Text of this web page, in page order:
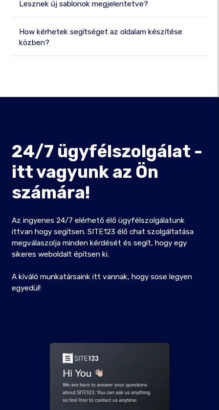
Lesznek új sablonok megjelentetve?
How kérhetek segítséget az oldalam készítése
közben?
24/7 ügyfélszolgálat -
itt vagyunk az Ön
számára!
Az ingyenes 24/7 elérhető élő ügyfélszolgálatunk
ittvan hogy segítsen. SITE123 élő chat szolgáltatása
megválaszolja minden kérdését és segít, hogy egy
sikeres weboldalt építsen ki.
A kíváló munkatársaink itt vannak, hogy sose legyen
egyedül!